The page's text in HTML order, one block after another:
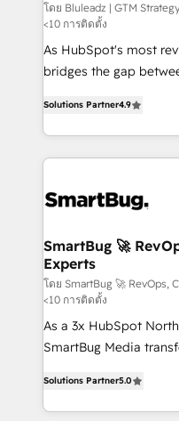
enterprise platform.
HubSpot beyond
FIRST- AI across
accelerate decisions,
action and
✦ 150+ implementations ✦ 100+
โดย Bluleadz | GTM
<10 การติดตั้ง
As HubSpot's most
bridges the gap
Operating System
and engineer a portal
revenue velocity. 🚀 GTM Strategy & Alignment
stalling growth. Fix
Scalable Architecture:
across all Hubs,
Accreditations. AI-Powered RevOps: Breeze AI,
custom AI agents, and
total reporting clarity. Security & Compliance: SOC 2
Type I and HIPAA
Solutions Partner4.9
SmartBug 🚀
Experts
โดย SmartBug 🚀 RevOps,
<10 การติดตั้ง
As a 3x HubSpot
SmartBug Media
includes specialized
Software) and Point
Solutions Partner5.0